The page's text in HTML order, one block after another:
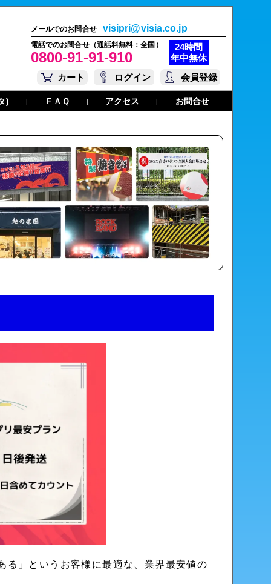
メールでのお問合せ visipri@visia.co.jp
電話でのお問合せ（通話料無料：全国）
0800-91-91-910
24時間
年中無休
カート
ログイン 会員登録
) | ＦＡＱ | アクセス | お問合せ
」というお客様に最適な、 業界最安値の